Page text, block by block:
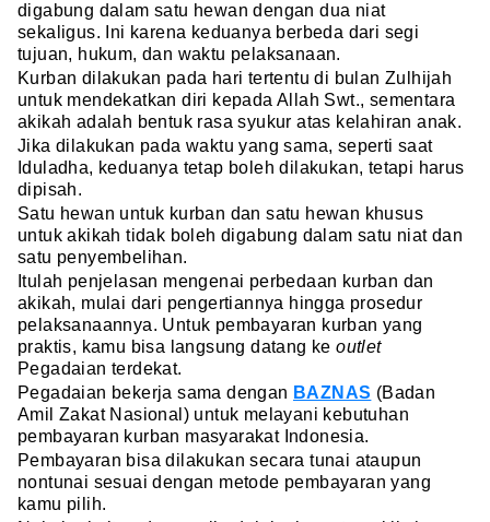
digabung dalam satu hewan dengan dua niat
sekaligus. Ini karena keduanya berbeda dari segi
tujuan, hukum, dan waktu pelaksanaan.
Kurban dilakukan pada hari tertentu di bulan Zulhijah
untuk mendekatkan diri kepada Allah Swt., sementara
akikah adalah bentuk rasa syukur atas kelahiran anak.
Jika dilakukan pada waktu yang sama, seperti saat
Iduladha, keduanya tetap boleh dilakukan, tetapi harus
dipisah.
Satu hewan untuk kurban dan satu hewan khusus
untuk akikah tidak boleh digabung dalam satu niat dan
satu penyembelihan.
Itulah penjelasan mengenai perbedaan kurban dan
akikah, mulai dari pengertiannya hingga prosedur
pelaksanaannya. Untuk pembayaran kurban yang
praktis, kamu bisa langsung datang keoutlet
Pegadaian terdekat.
Pegadaian bekerja sama dengan BAZNAS (Badan
Amil Zakat Nasional) untuk melayani kebutuhan
pembayaran kurban masyarakat Indonesia.
Pembayaran bisa dilakukan secara tunai ataupun
nontunai sesuai dengan metode pembayaran yang
kamu pilih.